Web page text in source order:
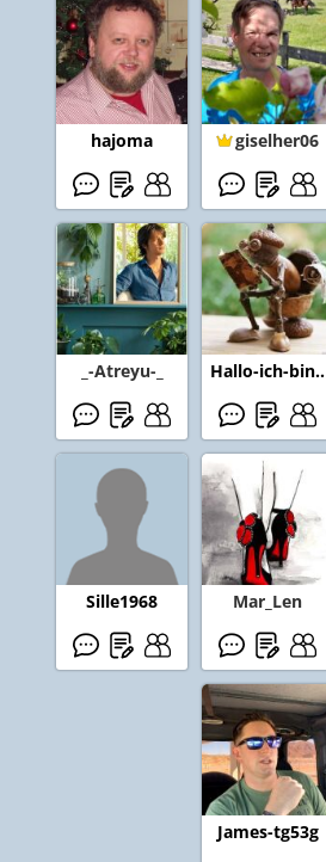
hajoma giselher06
_-Atreyu-_ Hallo-ich-bin..
Sille1968 Mar_Len
James-tg53g